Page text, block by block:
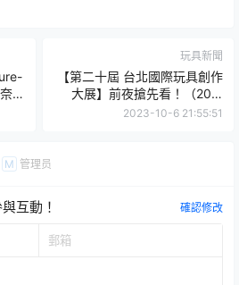
』
玩具新聞
【第二十屆 台北國際玩具創作
大展】前夜搶先看！（20th
Taipei Toy Festival）
2023-10-6 21:55:51
M 管理员
互動！ 確認修改